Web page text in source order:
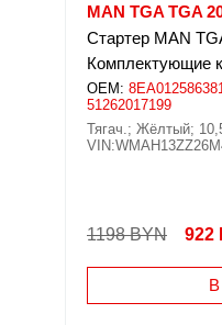
MAN TGA TGA
Стартер MAN
Комплектующие
OEM:
51262017199
Тягач.; Жёлтый;
1198 BYN 922
В